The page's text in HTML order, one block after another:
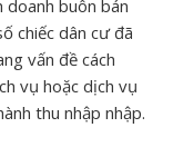
doanh buôn bán
chiếc dân cư đã
vấn đề cách
vụ hoặc dịch vụ
thu nhập nhập.